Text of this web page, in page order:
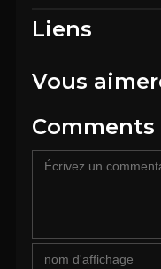
Liens
Vous
Comments